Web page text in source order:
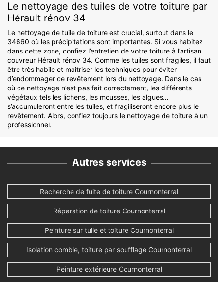
Le nettoyage des tuiles de votre toiture par
Hérault rénov 34
Le nettoyage de tuile de toiture est crucial, surtout dans le
34660 où les précipitations sont importantes. Si vous habitez
dans cette zone, confiez l’entretien de votre toiture à l’artisan
couvreur Hérault rénov 34. Comme les tuiles sont fragiles, il faut
être très habile et maitriser les techniques pour éviter
d’endommager ce revêtement lors du nettoyage. Dans le cas
où ce nettoyage n’est pas fait correctement, les différents
végétaux tels les lichens, les mousses, les algues…
s’accumuleront entre les tuiles, et fragiliseront encore plus le
revêtement. Alors, confiez toujours le nettoyage de toiture à un
professionnel.
Autres services
Recherche de fuite de toiture Cournonterral
Réparation de toiture Cournonterral
Peinture sur tuile et toiture Cournonterral
Isolation comble, toiture par soufflage Cournonterral
Peinture extérieure Cournonterral